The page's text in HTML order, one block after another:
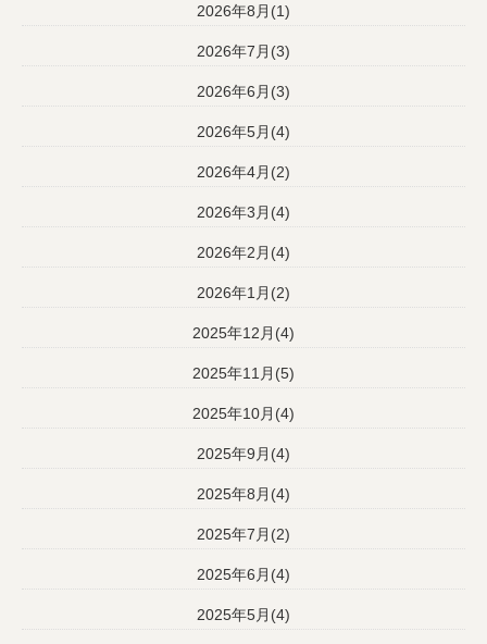
2026年8月(1)
2026年7月(3)
2026年6月(3)
2026年5月(4)
2026年4月(2)
2026年3月(4)
2026年2月(4)
2026年1月(2)
2025年12月(4)
2025年11月(5)
2025年10月(4)
2025年9月(4)
2025年8月(4)
2025年7月(2)
2025年6月(4)
2025年5月(4)